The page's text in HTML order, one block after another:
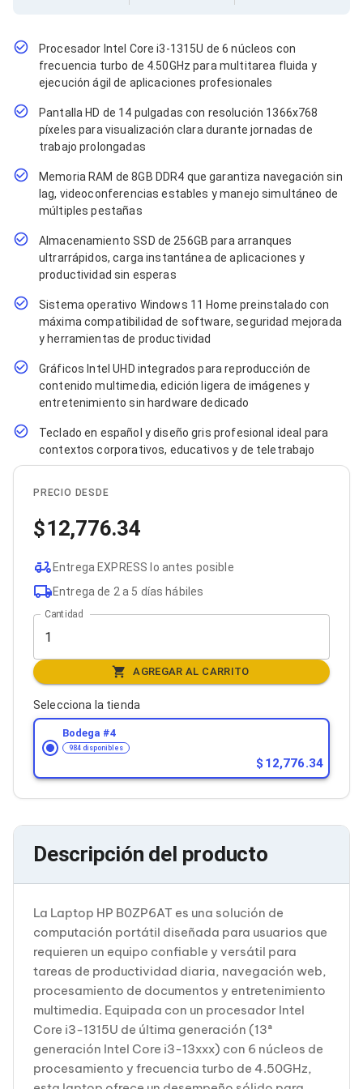
Jacks de Red
Conectores
Tapas y Cajas
Pinzas Ponchadoras
Probadores de Cable
Cortadoras de Cable
Protectores para Cables
Cables para Impresoras
Bobinas
Cableado Estructurado
Sujetadores de Cables
Cinchos
Adaptadores
Adaptadores PC
Adaptadores PC USB
Adaptadores PC Serial
Adaptadores PC SATA
Adaptadores PC IDE
Adaptadores PC Teclado
Bluetooth
Adaptadores Video
Adaptadores Video DisplayPort
Divisores de Video
Adaptadores Video HDMI
Extensores y Receptores de Vídeo
Adaptadores Video DVI
Adaptadores Video VGA / HD15
Adaptadores Audio
Adaptadores Audio AUX
Dispositivos de Entrada
Mouse
Mousepads
Teclados
Teclados Numéricos
Servidores
Accesorios para Servidores
Racks y Gabinetes
Charolas para Racks y Gabinetes
Cableado Estructurado para Servidores
Cables KVM
Enfriamiento para Servidores
Soportes y Paneles
Servidores
Soportes de Datos
Ultrium
Gabinetes de Discos Duros
Discos Duros Externos
Discos Duros para NAS
Discos Duros para Videovigilancia
Discos Duros para Servidores
Accesorios para SSD
Gabinetes para SSD
Almacenamiento MSA
Discos Duros Internos para PC
Discos Duros Internos para Laptop
Monitores
Procesador Intel Core i3-1315U de 6 núcleos con
frecuencia turbo de 4.50GHz para multitarea fluida y
ejecución ágil de aplicaciones profesionales
Pantalla HD de 14 pulgadas con resolución 1366x768
píxeles para visualización clara durante jornadas de
trabajo prolongadas
Memoria RAM de 8GB DDR4 que garantiza navegación sin
lag, videoconferencias estables y manejo simultáneo de
múltiples pestañas
Almacenamiento SSD de 256GB para arranques
ultrarrápidos, carga instantánea de aplicaciones y
productividad sin esperas
Sistema operativo Windows 11 Home preinstalado con
máxima compatibilidad de software, seguridad mejorada
y herramientas de productividad
Gráficos Intel UHD integrados para reproducción de
contenido multimedia, edición ligera de imágenes y
entretenimiento sin hardware dedicado
Teclado en español y diseño gris profesional ideal para
contextos corporativos, educativos y de teletrabajo
PRECIO DESDE
12,776.34
Entrega EXPRESS lo antes posible
Entrega de 2 a 5 días hábiles
Cantidad
AGREGAR AL CARRITO
Selecciona la tienda
Bodega #4
984 disponibles
12,776.34
Descripción del producto
La Laptop HP B0ZP6AT es una solución de
computación portátil diseñada para usuarios que
requieren un equipo confiable y versátil para
tareas de productividad diaria, navegación web,
procesamiento de documentos y entretenimiento
multimedia. Equipada con un procesador Intel
Core i3-1315U de última generación (13ª
generación Intel Core i3-13xxx) con 6 núcleos de
procesamiento y frecuencia turbo de 4.50GHz,